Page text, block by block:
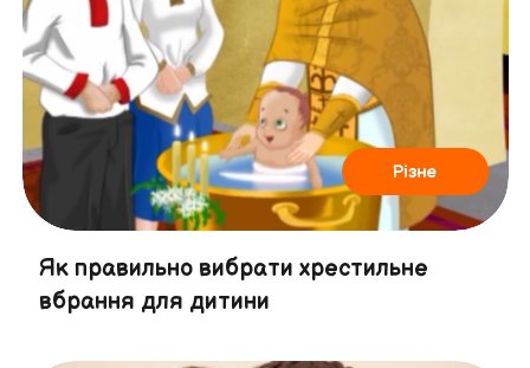
Різне
Як правильно вибрати хрестильне
вбрання для дитини